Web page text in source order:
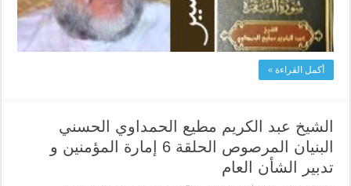
أكمل القراءة »
الشيخ عبد الكريم مطيع الحمداوي الحسني
البنيان المرصوص الحلقة 6 إمارة المؤمنين و
تدبير الشأن العام